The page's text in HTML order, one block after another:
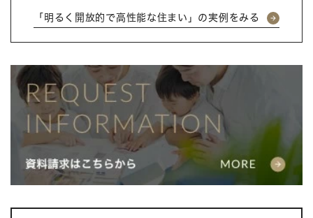
「明るく開放的で高性能な住まい」の実例をみる